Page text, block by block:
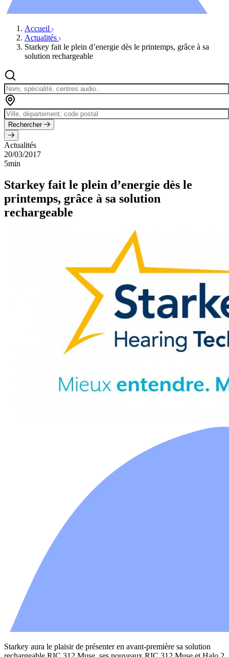
Accueil
Actualités
Starkey fait le plein d’energie dès le printemps, grâce à sa
solution rechargeable
Rechercher
Actualités
20/03/2017
5min
Starkey fait le plein d’energie dès le
printemps, grâce à sa solution
rechargeable
Starkey aura le plaisir de présenter en avant-première sa solution